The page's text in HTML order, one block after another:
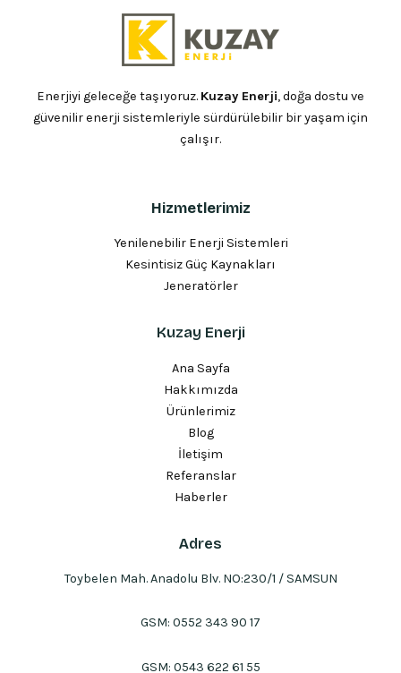
Enerjiyi geleceğe taşıyoruz. Kuzay Enerji, doğa dostu ve
güvenilir enerji sistemleriyle sürdürülebilir bir yaşam için
çalışır.
Hizmetlerimiz
Yenilenebilir Enerji Sistemleri
Kesintisiz Güç Kaynakları
Jeneratörler
Kuzay Enerji
Ana Sayfa
Hakkımızda
Ürünlerimiz
Blog
İletişim
Referanslar
Haberler
Adres
Toybelen Mah. Anadolu Blv. NO:230/1 / SAMSUN
GSM: 0552 343 90 17
GSM: 0543 622 61 55